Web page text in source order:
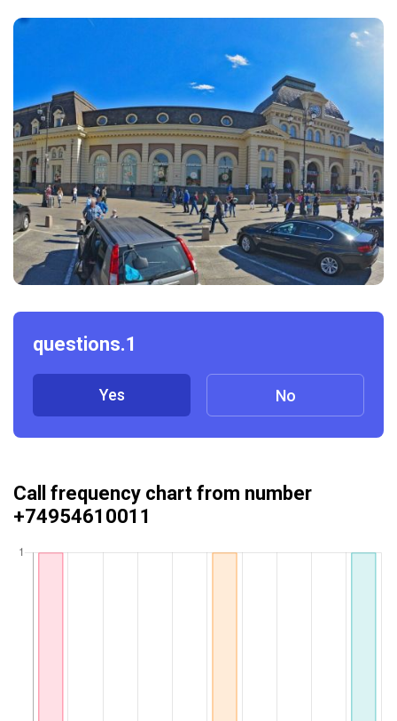
questions.1
Yes No
Call frequency chart from number
+74954610011